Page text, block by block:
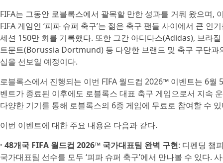
FIFA는 그동안 로블록스에서 괄목할 만한 성과를 거둬 왔으며,
FIFA 게임인 ‘피파 슈퍼 축구’는 젊은 축구 팬들 사이에서 큰
세션 150만 회를 기록했다. 또한 그간 아디다스(Adidas), 브라
트문트(Borussia Dortmund) 등 다양한 브랜드 및 축구 구단
십을 선보일 예정이다.
로블록스에서 진행되는 이번 FIFA 월드컵 2026™ 이벤트는 6월
벤트가 종료된 이후에도 로블록스 대표 축구 게임으로서 지속
다양한 기기를 통해 로블록스의 6종 게임에 무료로 참여할 수
이번 이벤트에 대한 주요 내용은 다음과 같다.
· 48개국 FIFA 월드컵 2026™ 국가대표팀 완벽 구현: 디펜딩 챔
국가대표팀 선수를 모두 ‘피파 슈퍼 축구’에서 만나볼 수 있다.